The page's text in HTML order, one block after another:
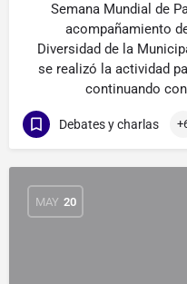
Semana Mundial de
acompañamiento
Diversidad de la
se realizó la actividad
continuando
Debates y charlas
MAY 20